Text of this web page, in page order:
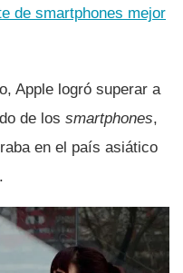
de smartphones mejor
Apple logró superar a
de los smartphones,
en el paí­s asiático